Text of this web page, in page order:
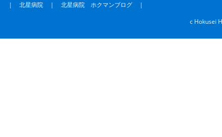
｜ 北星病院 ｜ 北星病院 ホクマンブログ ｜
c Hokusei